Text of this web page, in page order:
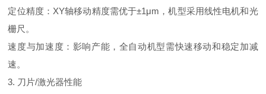
定位精度： XY轴移动精度需优于±1μm ，机型采用线性电机和光
栅尺。
速度与加速度：影响产能，全自动机型需快速移动和稳定加减
速。
3. 刀片/激光器性能